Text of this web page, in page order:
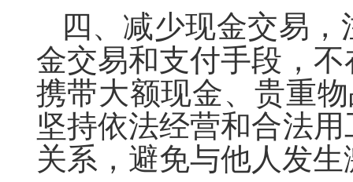
四、 减少现金交易，
金交易和支付手段，
携带大额现金、贵重
坚持依法经营和合法
关系，避免与他人发